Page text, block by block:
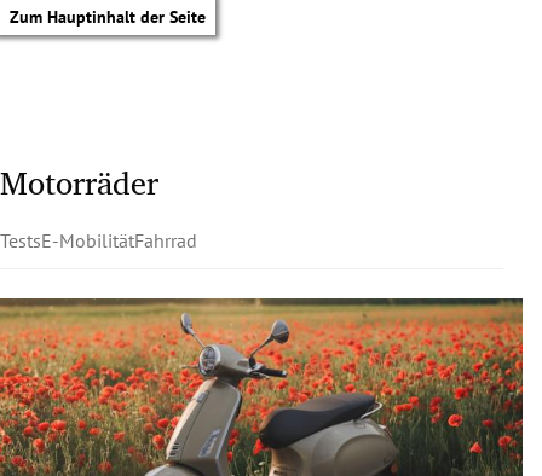
Zum Hauptinhalt der Seite
Motorräder
TestsE-MobilitätFahrrad